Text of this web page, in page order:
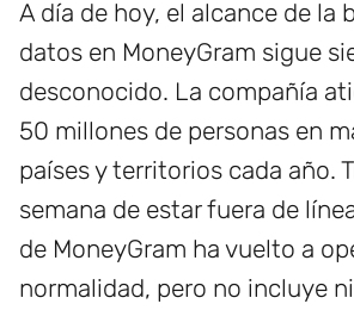
A día de hoy, el alcance de la
datos en MoneyGram sigue
desconocido. La compañía
50 millones de personas en
países y territorios cada año.
semana de estar fuera de
de MoneyGram ha vuelto a
normalidad, pero no incluye